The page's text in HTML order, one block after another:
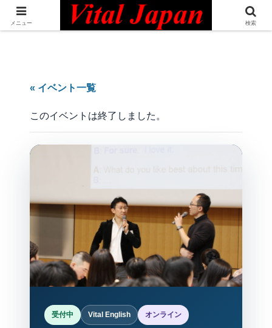
日本最大級の英語コミュニティ・Bilingual Professionals Network
« イベント一覧
このイベントは終了しました。
受付中 Vital English オンライン
メニュー 検索